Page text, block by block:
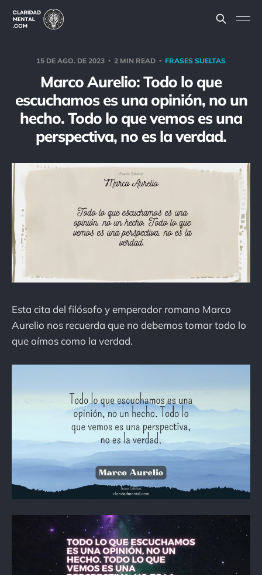
15 DE AGO. DE 2023 2 MIN READ FRASES SUELTAS
Marco Aurelio: Todo lo que
escuchamos es una opinión, no un
hecho. Todo lo que vemos es una
perspectiva, no es la verdad.
Esta cita del filósofo y emperador romano Marco
Aurelio nos recuerda que no debemos tomar todo lo
que oímos como la verdad.